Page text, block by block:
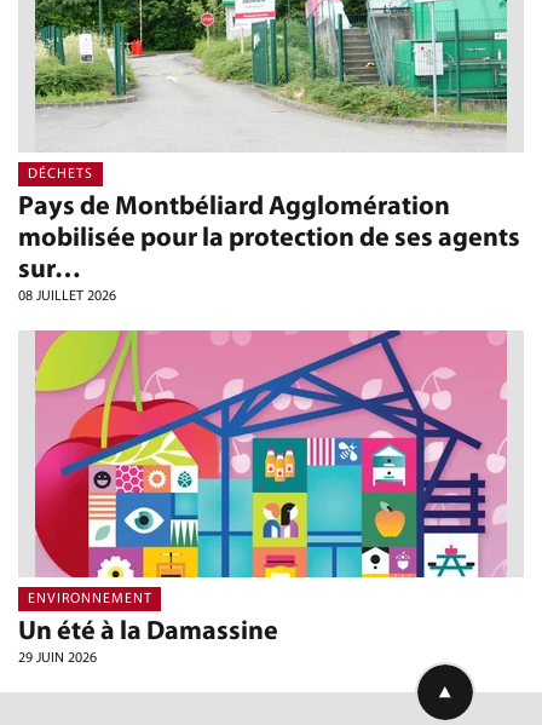
Pays de Montbéliard Agglomération
mobilisée pour la protection de ses agents
sur…
08 JUILLET 2026
DÉCHETS
Un été à la Damassine
29 JUIN 2026
ENVIRONNEMENT
Retourner en